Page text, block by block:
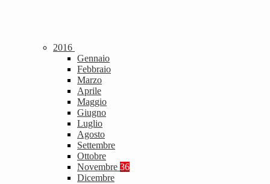
2016
Gennaio
Febbraio
Marzo
Aprile
Maggio
Giugno
Luglio
Agosto
Settembre
Ottobre
Novembre 36
Dicembre